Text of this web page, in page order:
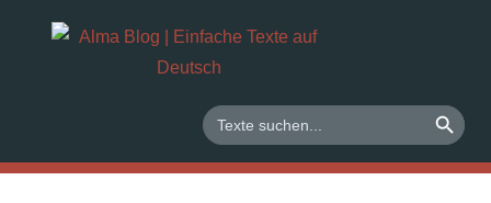
Blog
|
Deutsch
und
Search
for:
SEARCH